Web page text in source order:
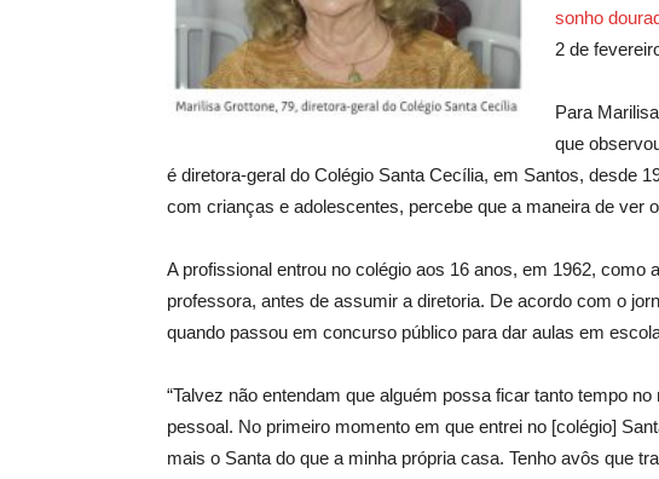
sonho
2 de
Para
que
é diretora-geral do Colégio Santa Cecília, em Santos, desde
com crianças e adolescentes, percebe que a maneira de ver
A profissional entrou no colégio aos 16 anos, em 1962, como
professora, antes de assumir a diretoria. De acordo com o
quando passou em concurso público para dar aulas em
“Talvez não entendam que alguém possa ficar tanto tempo
pessoal. No primeiro momento em que entrei no [colégio]
mais o Santa do que a minha própria casa. Tenho avôs que